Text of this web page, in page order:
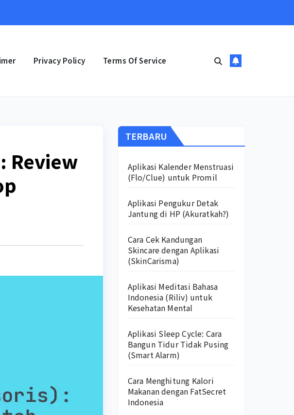
Privacy Policy Terms Of Service
Review
TERBARU
Aplikasi Kalender Menstruasi
(Flo/Clue) untuk Promil
Aplikasi Pengukur Detak
Jantung di HP (Akuratkah?)
Cara Cek Kandungan
Skincare dengan Aplikasi
(SkinCarisma)
Aplikasi Meditasi Bahasa
Indonesia (Riliv) untuk
Kesehatan Mental
Aplikasi Sleep Cycle: Cara
Bangun Tidur Tidak Pusing
(Smart Alarm)
Cara Menghitung Kalori
Makanan dengan FatSecret
Indonesia